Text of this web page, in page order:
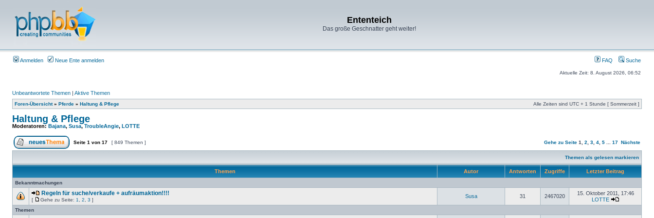
Ententeich
Das große Geschnatter geht weiter!
Anmelden Neue Ente anmelden FAQ Suche
Aktuelle Zeit: 8. August 2026, 06:52
Unbeantwortete Themen | Aktive Themen
Foren-Übersicht» Pferde » Haltung & Pflege Alle Zeiten sind UTC + 1 Stunde [ Sommerzeit ]
Haltung & Pflege
Moderatoren: Bajana, Susa,TroubleAngie, LOTTE
Seite 1 von 17 [ 849 Themen ] Gehe zu Seite 1 2 3 4 5 17 Nächste
Themen als gelesen markieren
Themen Autor Antworten Zugriffe Letzter Beitrag
Bekanntmachungen
Regeln für suche/verkaufe + aufräumaktion!!!!
[ Gehe zu Seite: 1 2 3 ]
Susa 31 2467020
15. Oktober 2011, 17:46
LOTTE
Themen